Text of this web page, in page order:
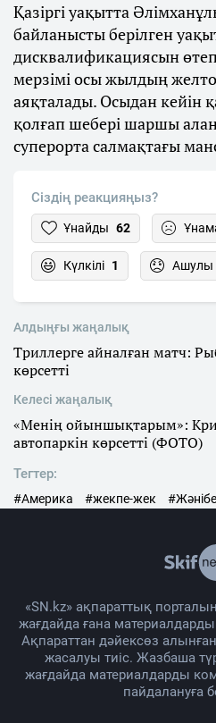
Қазіргі уақытта
байланысты берілген
дисквалификациясын
мерзімі осы жылдың
аяқталады. Осыдан кейін
қолғап шебері шаршы
суперорта салмақтағы
Сіздің реакцияңыз?
Ұнайды 62
Күлкілі 1 Ашулы
Алдыңғы жаңалық
Триллерге айналған матч:
көрсетті
Келесі жаңалық
«Менің ойыншықтарым»:
автопаркін көрсетті (ФОТО)
Тегтер:
#Америка #жекпе-жек
«SN.kz» ақпараттық
жағдайда ғана материалдарды
Ақпараттан дәйексөз
жасалуы тиіс. Жазбаша
жағдайда материалдарды
пайдалануға